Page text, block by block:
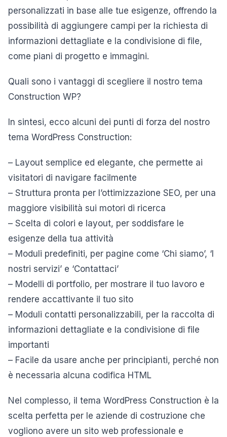
personalizzati in base alle tue esigenze, offrendo la
possibilità di aggiungere campi per la richiesta di
informazioni dettagliate e la condivisione di file,
come piani di progetto e immagini.
Quali sono i vantaggi di scegliere il nostro tema
Construction WP?
In sintesi, ecco alcuni dei punti di forza del nostro
tema WordPress Construction:
– Layout semplice ed elegante, che permette ai
visitatori di navigare facilmente
– Struttura pronta per l’ottimizzazione SEO, per una
maggiore visibilità sui motori di ricerca
– Scelta di colori e layout, per soddisfare le
esigenze della tua attività
– Moduli predefiniti, per pagine come ‘Chi siamo’, ‘I
nostri servizi’ e ‘Contattaci’
– Modelli di portfolio, per mostrare il tuo lavoro e
rendere accattivante il tuo sito
– Moduli contatti personalizzabili, per la raccolta di
informazioni dettagliate e la condivisione di file
importanti
– Facile da usare anche per principianti, perché non
è necessaria alcuna codifica HTML
Nel complesso, il tema WordPress Construction è la
scelta perfetta per le aziende di costruzione che
vogliono avere un sito web professionale e